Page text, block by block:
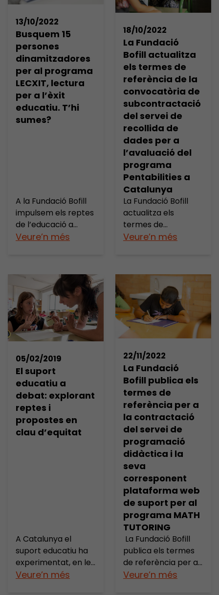
àmplia trajectòria
en el camp de la
investigació
quantitativa en
entorns educatius.
Es tanca així la
convocatòria
oberta i s’agraeix a
les altres entitats
participants el seu
[…]
trajectòria en el
l’assessorament i
mentoria en entorns
educatius de
màxima
complexitat, així
com en
metodologies
d’observació activa
a l’aula. Es tanca així
la […]
13/10/2022
Busquem 15
persones
dinamitzadores
per al programa
LECXIT, lectura
per a l’èxit
educatiu. T’hi
sumes?
A la Fundació Bofill
impulsem els reptes
de l’educació a
Catalunya a través
de programes i
metodologies
innovadores.
Treballem des de la
independència, la
cooperació, el
compromís i el rigor
amb una extensa
xarxa de
professionals i
col·laboradors que,
com nosaltres,
pensen que el
coneixement crític
pot […]
Veure’n més
18/10/2022
La Fundació
Bofill actualitza
els termes de
referència de la
convocatòria de
subcontractació
del servei de
recollida de
dades per a
l’avaluació del
programa
Pentabilities a
Catalunya
La Fundació Bofill
actualitza els
termes de
referència de la
servei de recollida
de dades per a
l’avaluació del
programa
Pentabilities a
Catalunya. Podeu
veure els termes de
referència
actualitzats aquí.
Veure’n més
05/02/2019
El suport
educatiu a
debat: explorant
reptes i
propostes en
clau d’equitat
A Catalunya el
suport educatiu ha
experimentat, en les
darreres dècades,
Veure’n més
22/11/2022
La Fundació
Bofill publica els
termes de
referència per a
la contractació
del servei de
programació
didàctica i la
seva
corresponent
plataforma web
de suport per al
programa MATH
TUTORING
La Fundació Bofill
publica els termes
de referència per a
la contractació del
Veure’n més